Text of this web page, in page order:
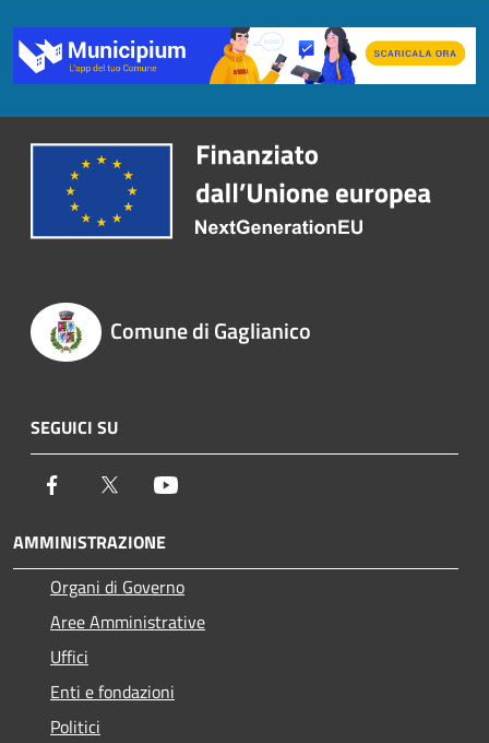
Comune di Gaglianico
SEGUICI SU
Facebook Twitter
AMMINISTRAZIONE
Organi di Governo
Aree Amministrative
Uffici
Enti e fondazioni
Politici